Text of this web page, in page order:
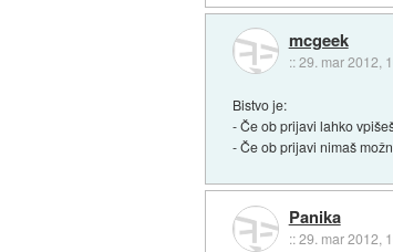
mcgeek
::29. mar 2012,
Bistvo je:
- Če ob prijavi lahko
- Če ob prijavi nimaš
Panika
::29. mar 2012,